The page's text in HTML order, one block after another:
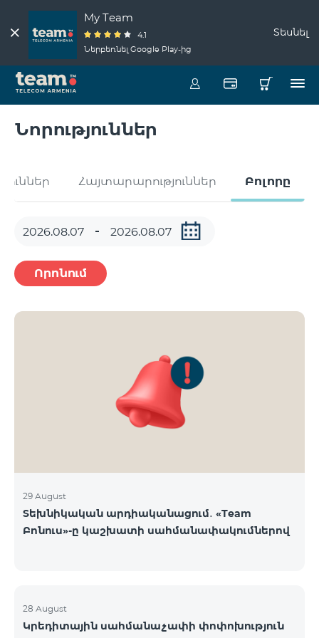
My Team
4.1
Ներբեռնել Google Play-ից
Տեսնել
Նորություններ
Հայտարարություններ Բոլորը
Որոնում
29 August
Տեխնիկական արդիականացում․ «Team
Բոնուս»-ը կաշխատի սահմանափակումներով
28 August
Կրեդիտային սահմանաչափի փոփոխություն